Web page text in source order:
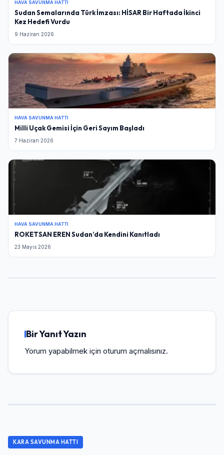
HAVA SAVUNMA HATTI
Sudan Semalarında Türk İmzası: HİSAR Bir Haftada İkinci
Kez Hedefi Vurdu
9 Haziran 2026
HAVA SAVUNMA HATTI
Milli Uçak Gemisi İçin Geri Sayım Başladı
7 Haziran 2026
HAVA SAVUNMA HATTI
ROKETSAN EREN Sudan’da Kendini Kanıtladı
23 Mayıs 2026
Bir Yanıt Yazın
Yorum yapabilmek için oturum açmalısınız.
KARA SAVUNMA HATTI